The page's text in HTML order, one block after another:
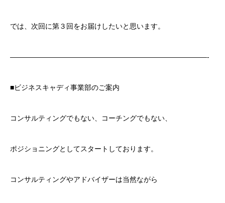
トップページ スタッフブログ SERVICE 会社概要 お問い合
では、次回に第３回をお届けしたいと思います。
————————————————————————————-
■ビジネスキャディ事業部のご案内
コンサルティングでもない、コーチングでもない、
ポジショニングとしてスタートしております。
コンサルティングやアドバイザーは当然ながら